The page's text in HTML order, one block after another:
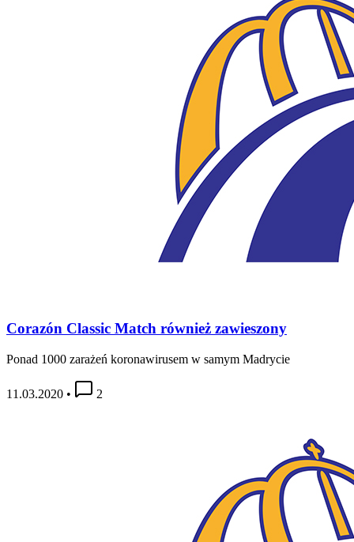
Corazón Classic Match również zawieszony
Ponad 1000 zarażeń koronawirusem w samym Madrycie
11.03.2020 • 2